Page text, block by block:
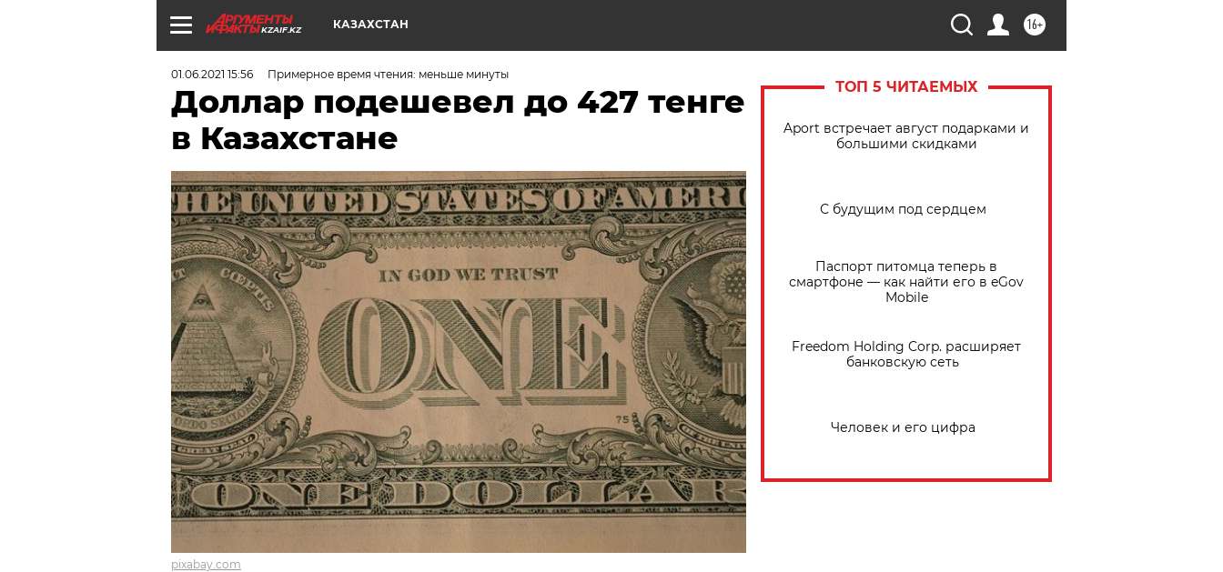
KZAIF.KZ 16+
КАЗАХСТАН
01.06.2021 15:56 Примерное время чтения: меньше минуты
Доллар подешевел до 427 тенге
в Казахстане
pixabay.com
ТОП 5 ЧИТАЕМЫХ
Aport встречает август подарками и
большими скидками
С будущим под сердцем
Паспорт питомца теперь в
смартфоне — как найти его в eGov
Mobile
Freedom Holding Corp. расширяет
банковскую сеть
Человек и его цифра